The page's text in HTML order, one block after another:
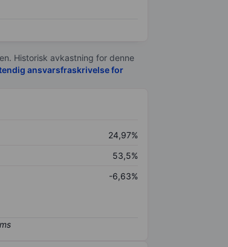
Historisk avkastning for denne
ansvarsfraskrivelse for
24,97%
53,5%
-6,63%